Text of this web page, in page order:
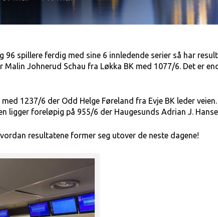
96 spillere ferdig med sine 6 innledende serier så har
Malin Johnerud Schau fra Løkka BK med 1077/6. Det er
1237/6 der Odd Helge Føreland fra Evje BK leder
ligger foreløpig på 955/6 der Haugesunds Adrian J.
resultatene former seg utover de neste dagene!